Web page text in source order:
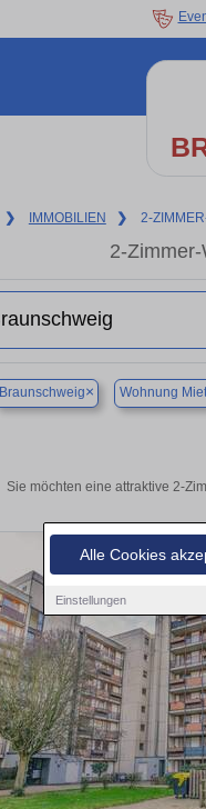
Alle Cookies
Einstellungen
❯ IMMOBILIEN ❯ 2-
2-
Braunschweig× Wohnung
Sie möchten eine attraktive 2-